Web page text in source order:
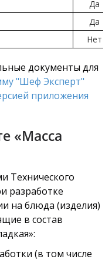
Да
Да
Нет
документы для
"Шеф Эксперт"
приложения
«Масса
Технического
разработке
на блюда (изделия)
в состав
(в том числе